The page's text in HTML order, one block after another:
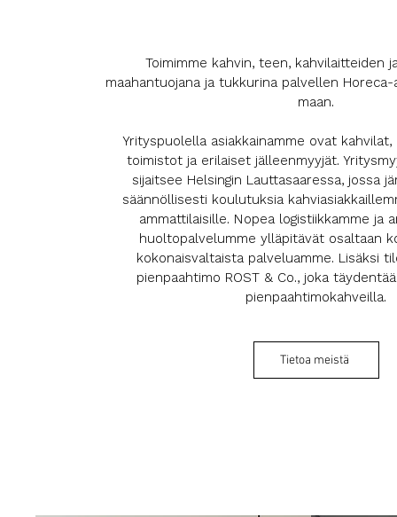
Toimimme kahvin, teen, kahvilaitteiden
maahantuojana ja tukkurina palvellen
maan.
Yrityspuolella asiakkainamme ovat
toimistot ja erilaiset jälleenmyyjät.
sijaitsee Helsingin Lauttasaaressa, jossa
säännöllisesti koulutuksia
ammattilaisille. Nopea logistiikkamme ja
huoltopalvelumme ylläpitävät osaltaan
kokonaisvaltaista palveluamme. Lisäksi
pienpaahtimo ROST & Co., joka
pienpaahtimokahveilla.
Tietoa meistä